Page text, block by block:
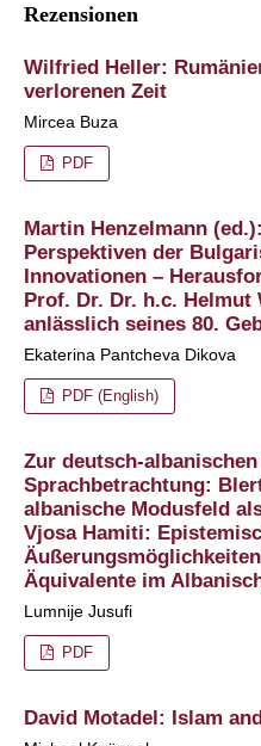
Rezensionen
Wilfried Heller:
verlorenen Zeit
Mircea Buza
PDF
Martin Henzelmann
Perspektiven der
Innovationen –
Prof. Dr. Dr. h.c. Helmut
anlässlich seines 80.
Ekaterina Pantcheva Dikova
PDF (English)
Zur deutsch-
Sprachbetrachtung:
albanische Modusfeld
Vjosa Hamiti:
Äquivalente im
Lumnije Jusufi
PDF
David Motadel: Islam